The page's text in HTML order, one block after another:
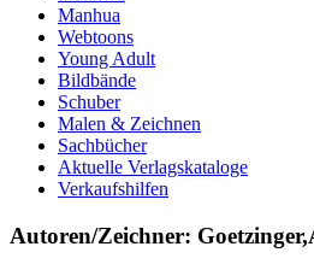
Manhua
Webtoons
Young Adult
Bildbände
Schuber
Malen & Zeichnen
Sachbücher
Aktuelle Verlagskataloge
Verkaufshilfen
Autoren/Zeichner: